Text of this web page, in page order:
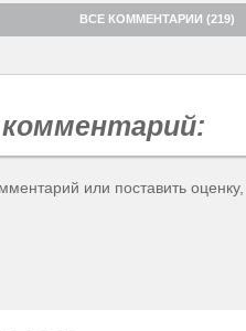
ВСЕ КОММЕНТАРИИ (219)
или поставить